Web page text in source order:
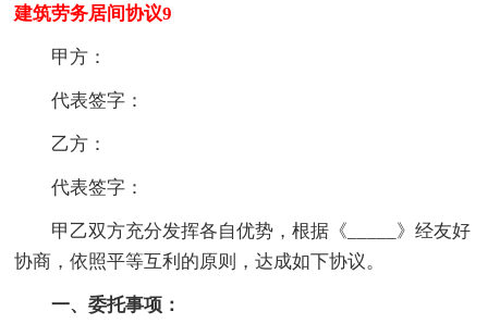
建筑劳务居间协议9
甲方：
代表签字：
乙方：
代表签字：
甲乙双方充分发挥各自优势，根据《_____》经友好
协商，依照平等互利的原则，达成如下协议。
一、委托事项：